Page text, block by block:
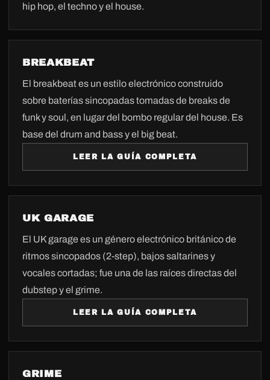
hip hop, el techno y el house.
BREAKBEAT
El breakbeat es un estilo electrónico construido
sobre baterías sincopadas tomadas de breaks de
funk y soul, en lugar del bombo regular del house. Es
base del drum and bass y el big beat.
LEER LA GUÍA COMPLETA
UK GARAGE
El UK garage es un género electrónico británico de
ritmos sincopados (2-step), bajos saltarines y
vocales cortadas; fue una de las raíces directas del
dubstep y el grime.
LEER LA GUÍA COMPLETA
GRIME